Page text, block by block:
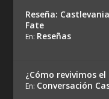
Reseña:
Fate
En: Reseñas
¿Cómo revivimos
En: Conversación